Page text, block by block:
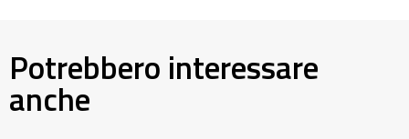
Potrebbero interessare
anche